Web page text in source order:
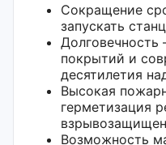
Сокращение
запускать
Долговечность
покрытий и
десятилетия
Высокая
герметизация
Возможность